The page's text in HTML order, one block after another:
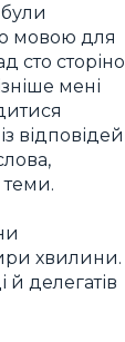
мовою для
сто
мені
відповідей
теми.
хвилини.
делегатів